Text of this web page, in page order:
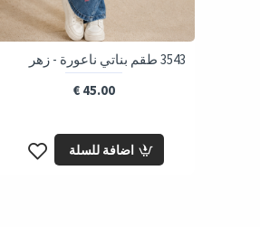
3543 طقم بناتي ناعورة - زهر
45.00 €
اضافة للسلة